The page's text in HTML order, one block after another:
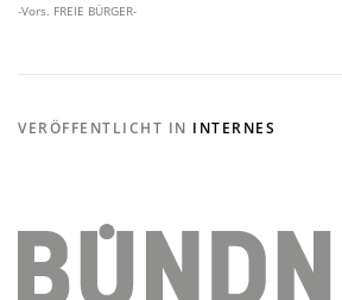
-Vors. FREIE BÜRGER-
VERÖFFENTLICHT IN INTERNES